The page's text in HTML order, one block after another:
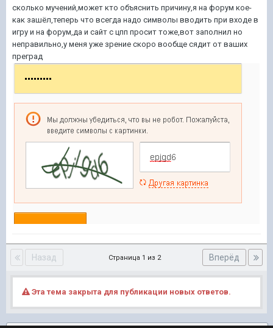
сколько мучений,может кто объяснить причину,я на форум кое-
как зашёл,теперь что всегда надо символы вводить при входе в
игру и на форум,да и сайт с цпп просит тоже,вот заполнил но
неправильно,у меня уже зрение скоро вообще сядит от ваших
преград
Назад Вперёд
Страница 1 из 2
Эта тема закрыта для публикации новых ответов.